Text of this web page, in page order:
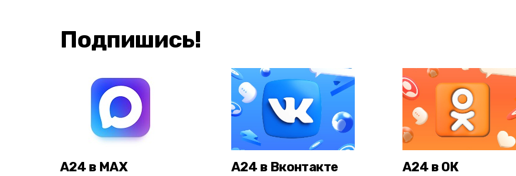
Подпишись!
А24 в MAX А24 в Вконтакте А24 в ОК